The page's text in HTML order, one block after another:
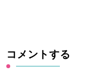
コメントする